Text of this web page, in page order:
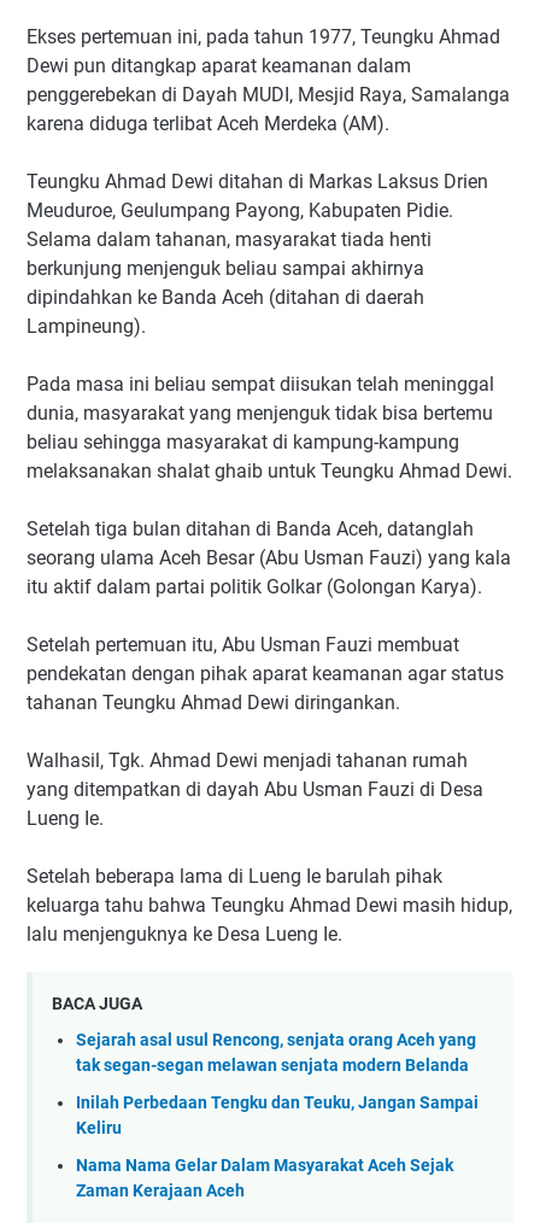
Ekses pertemuan ini, pada tahun 1977, Teungku Ahmad
Dewi pun ditangkap aparat keamanan dalam
penggerebekan di Dayah MUDI, Mesjid Raya, Samalanga
karena diduga terlibat Aceh Merdeka (AM).
Teungku Ahmad Dewi ditahan di Markas Laksus Drien
Meuduroe, Geulumpang Payong, Kabupaten Pidie.
Selama dalam tahanan, masyarakat tiada henti
berkunjung menjenguk beliau sampai akhirnya
dipindahkan ke Banda Aceh (ditahan di daerah
Lampineung).
Pada masa ini beliau sempat diisukan telah meninggal
dunia, masyarakat yang menjenguk tidak bisa bertemu
beliau sehingga masyarakat di kampung-kampung
melaksanakan shalat ghaib untuk Teungku Ahmad Dewi.
Setelah tiga bulan ditahan di Banda Aceh, datanglah
seorang ulama Aceh Besar (Abu Usman Fauzi) yang kala
itu aktif dalam partai politik Golkar (Golongan Karya).
Setelah pertemuan itu, Abu Usman Fauzi membuat
pendekatan dengan pihak aparat keamanan agar status
tahanan Teungku Ahmad Dewi diringankan.
Walhasil, Tgk. Ahmad Dewi menjadi tahanan rumah
yang ditempatkan di dayah Abu Usman Fauzi di Desa
Lueng Ie.
Setelah beberapa lama di Lueng Ie barulah pihak
keluarga tahu bahwa Teungku Ahmad Dewi masih hidup,
lalu menjenguknya ke Desa Lueng Ie.
BACA JUGA
Sejarah asal usul Rencong, senjata orang Aceh yang
tak segan-segan melawan senjata modern Belanda
Inilah Perbedaan Tengku dan Teuku, Jangan Sampai
Keliru
Nama Nama Gelar Dalam Masyarakat Aceh Sejak
Zaman Kerajaan Aceh